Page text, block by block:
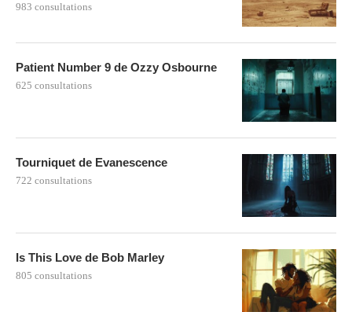
983 consultations
Patient Number 9 de Ozzy Osbourne
625 consultations
Tourniquet de Evanescence
722 consultations
Is This Love de Bob Marley
805 consultations